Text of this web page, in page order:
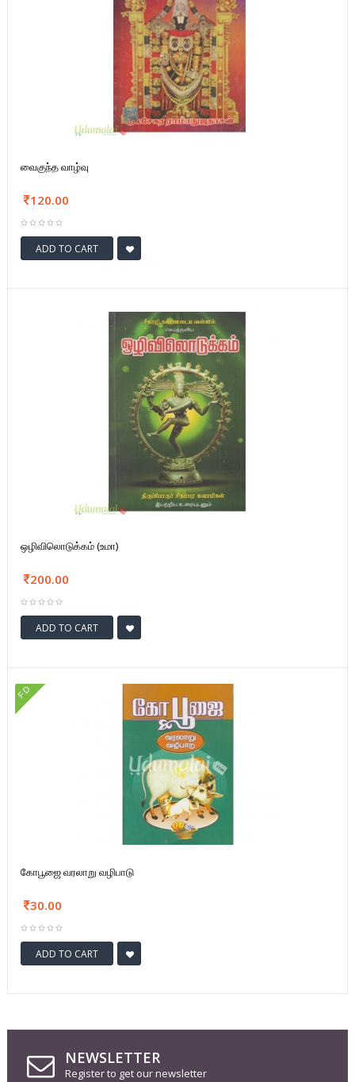
வைகுந்த வாழ்வு
120.00
ADD TO CART
ஒழிவிலொடுக்கம் (உமா)
200.00
ADD TO CART
FD
கோபூஜை வரலாறு வழிபாடு
30.00
ADD TO CART
NEWSLETTER
Register to get our newsletter